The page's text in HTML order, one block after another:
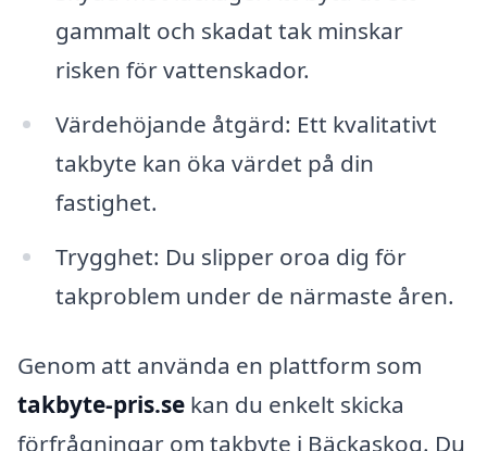
gammalt och skadat tak minskar
risken för vattenskador.
Värdehöjande åtgärd: Ett kvalitativt
takbyte kan öka värdet på din
fastighet.
Trygghet: Du slipper oroa dig för
takproblem under de närmaste åren.
Genom att använda en plattform som
takbyte-pris.se kan du enkelt skicka
förfrågningar om takbyte i Bäckaskog. Du